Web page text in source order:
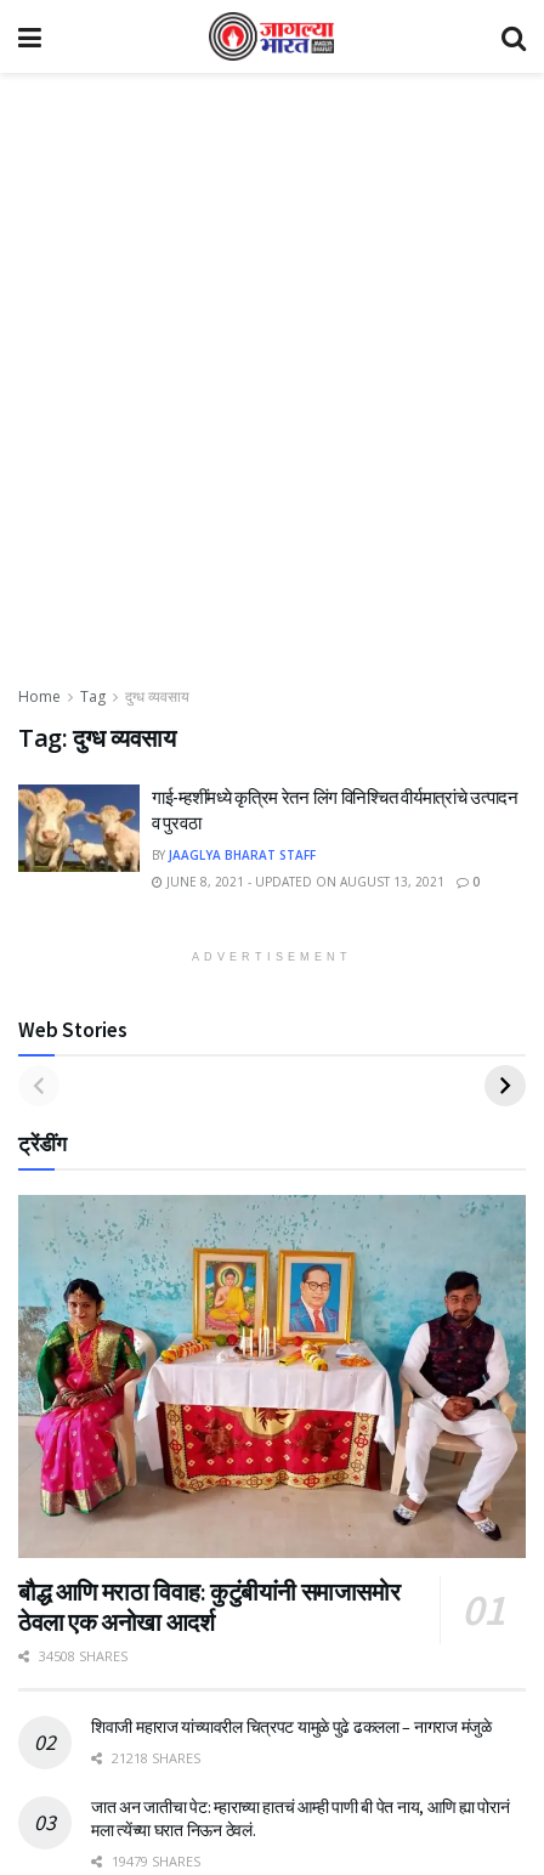
Home Tag दुग्ध व्यवसाय
Tag:दुग्ध व्यवसाय
गाई-म्हशींमध्ये कृत्रिम रेतन लिंग विनिश्चित वीर्यमात्रांचे उत्पादन
व पुरवठा
BY JAAGLYA BHARAT STAFF
JUNE 8, 2021 - UPDATED ON AUGUST 13, 2021
0
ADVERTISEMENT
Web Stories
ट्रेंडींग
बौद्ध आणि मराठा विवाह: कुटुंबीयांनी समाजासमोर
ठेवला एक अनोखा आदर्श
34508 SHARES
शिवाजी महाराज यांच्यावरील चित्रपट यामुळे पुढे ढकलला – नागराज मंजुळे
21218 SHARES
जात अन जातीचा पेट: म्हाराच्या हातचं आम्ही पाणी बी पेत नाय, आणि ह्या पोरानं
मला त्येंच्या घरात निऊन ठेवलं.
19479 SHARES